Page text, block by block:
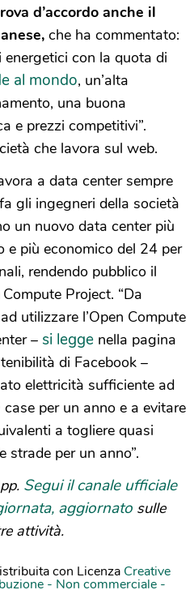
d’accordo anche il
che ha commentato:
energetici con la quota di
al mondo, un’alta
una buona
e prezzi competitivi”.
che lavora sul web.
a data center sempre
gli ingegneri della società
un nuovo data center più
e più economico del 24 per
rendendo pubblico il
Project. “Da
utilizzare l’Open Compute
– si legge nella pagina
di Facebook –
elettricità sufficiente ad
per un anno e a evitare
a togliere quasi
per un anno”.
Segui il canale ufficiale
aggiornato sulle
attività.
con Licenza Creative
- Non commerciale -